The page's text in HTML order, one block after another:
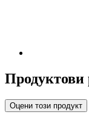
Продуктови
Оцени този продукт